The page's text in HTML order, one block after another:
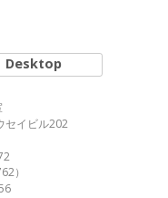
Desktop
セイビル202
）